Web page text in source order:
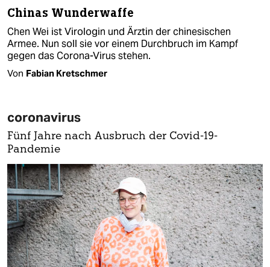
Chinas Wunderwaffe
Chen Wei ist Virologin und Ärztin der chinesischen
Armee. Nun soll sie vor einem Durchbruch im Kampf
gegen das Corona-Virus stehen.
Von Fabian Kretschmer
coronavirus
Fünf Jahre nach Ausbruch der Covid-19-
Pandemie